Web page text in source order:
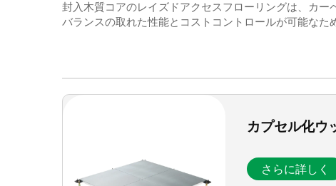
封入木質コアのレイズドアクセスフローリングは、カー
バランスの取れた性能とコストコントロールが可能なた
カプセル化ウ
さらに詳しく